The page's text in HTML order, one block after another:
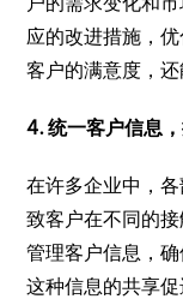
应的改进措施，
客户的满意度，还
4. 统一客户信息
在许多企业中，
致客户在不同的
管理客户信息，
这种信息的共享